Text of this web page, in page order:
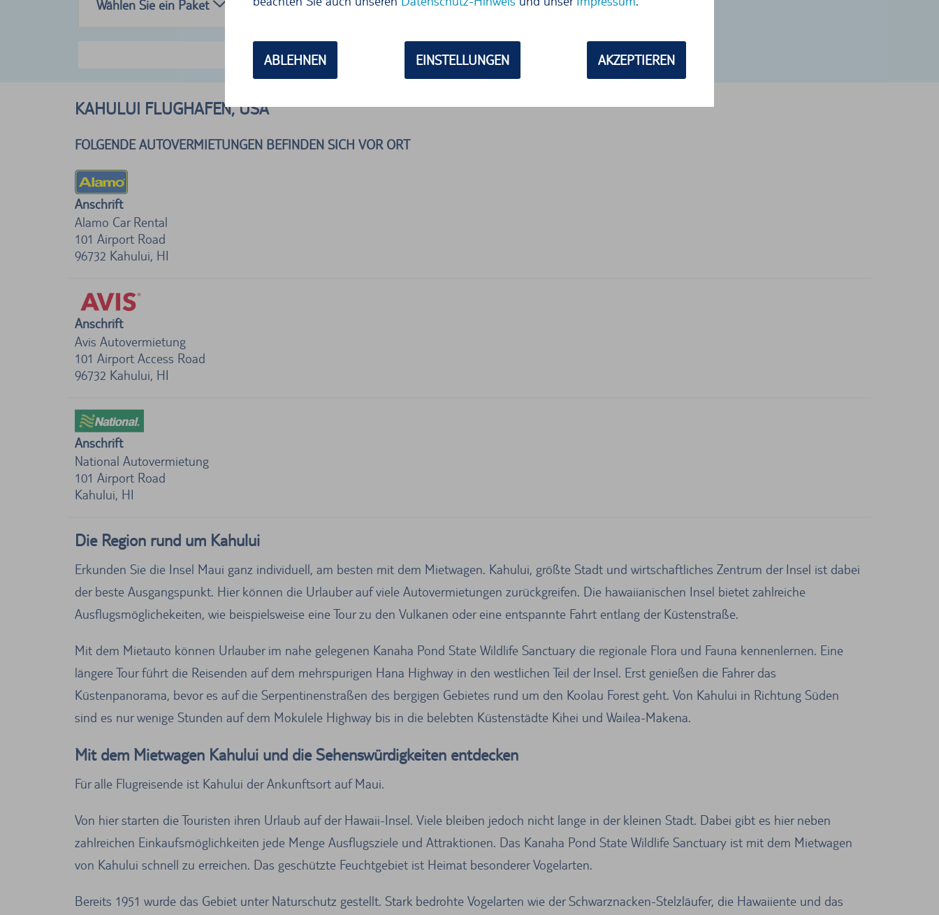
ABLEHNEN EINSTELLUNGEN AKZEPTIEREN
Wählen Sie ein Paket
mehr Angebote anzeigen
KAHULUI FLUGHAFEN, USA
FOLGENDE AUTOVERMIETUNGEN BEFINDEN SICH VOR ORT
Anschrift
Alamo Car Rental
101 Airport Road
96732 Kahului, HI
Anschrift
Avis Autovermietung
101 Airport Access Road
96732 Kahului, HI
Anschrift
National Autovermietung
101 Airport Road
Kahului, HI
Die Region rund um Kahului
Erkunden Sie die Insel Maui ganz individuell, am besten mit dem Mietwagen. Kahului, größte Stadt und wirtschaftliches Zentrum der Insel ist dabei
der beste Ausgangspunkt. Hier können die Urlauber auf viele Autovermietungen zurückgreifen. Die hawaiianischen Insel bietet zahlreiche
Ausflugsmöglichekeiten, wie beispielsweise eine Tour zu den Vulkanen oder eine entspannte Fahrt entlang der Küstenstraße.
Mit dem Mietauto können Urlauber im nahe gelegenen Kanaha Pond State Wildlife Sanctuary die regionale Flora und Fauna kennenlernen. Eine
längere Tour führt die Reisenden auf dem mehrspurigen Hana Highway in den westlichen Teil der Insel. Erst genießen die Fahrer das
Küstenpanorama, bevor es auf die Serpentinenstraßen des bergigen Gebietes rund um den Koolau Forest geht. Von Kahului in Richtung Süden
sind es nur wenige Stunden auf dem Mokulele Highway bis in die belebten Küstenstädte Kihei und Wailea-Makena.
Mit dem Mietwagen Kahului und die Sehenswürdigkeiten entdecken
Für alle Flugreisende ist Kahului der Ankunftsort auf Maui.
Von hier starten die Touristen ihren Urlaub auf der Hawaii-Insel. Viele bleiben jedoch nicht lange in der kleinen Stadt. Dabei gibt es hier neben
zahlreichen Einkaufsmöglichkeiten jede Menge Ausflugsziele und Attraktionen. Das Kanaha Pond State Wildlife Sanctuary ist mit dem Mietwagen
von Kahului schnell zu erreichen. Das geschützte Feuchtgebiet ist Heimat besonderer Vogelarten.
Bereits 1951 wurde das Gebiet unter Naturschutz gestellt. Stark bedrohte Vogelarten wie der Schwarznacken-Stelzläufer, die Hawaiiente und das